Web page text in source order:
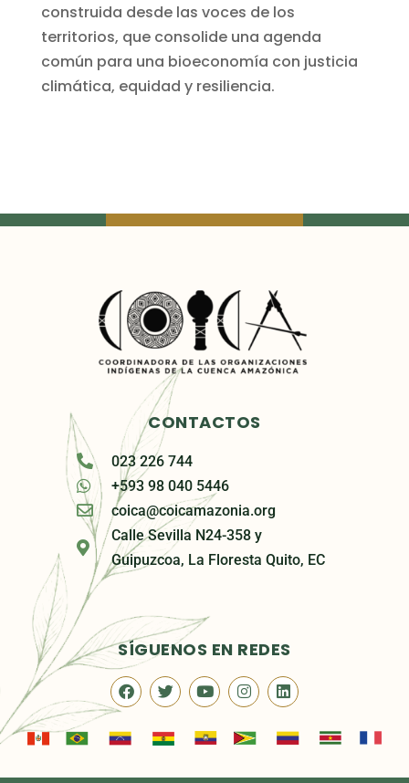
construida desde las voces de los
territorios, que consolide una agenda
común para una bioeconomía con justicia
climática, equidad y resiliencia.
CONTACTOS
023 226 744
+593 98 040 5446
coica@coicamazonia.org
Calle Sevilla N24-358 y
Guipuzcoa, La Floresta Quito, EC
SÍGUENOS EN REDES